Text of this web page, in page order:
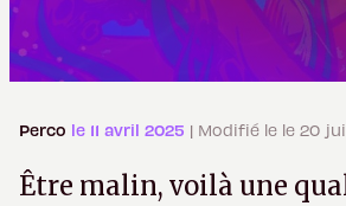
Perco le 11 avril 2025 | Modifié le le 20
Être malin, voilà une